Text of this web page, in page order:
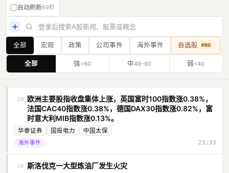
7
9
日本古河电工宣布投资1000亿日元扩大光纤产能 目标产能翻倍
08/05
奇瑞集团7月销量27.7万辆 同比增长23.3% 08/01
全部 宏观 政策 公司事件 海外事件 自选股 PRO
全部 强>60 中40–60 弱<40
自动刷新60秒
20
欧洲主要股指收盘集体上涨，英国富时100指数涨0.38%，
法国CAC40指数涨0.38%，德国DAX30指数涨0.82%，富
时意大利MIB指数涨0.13%。
华泰证券 国投电力 中国太保
海外事件 23:33
30 斯洛伐克一大型炼油厂发生火灾